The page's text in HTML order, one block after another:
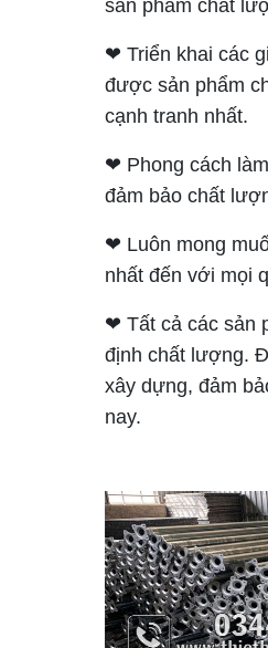
sản phẩm chất
❤ Triển khai các
được sản phẩm
cạnh tranh nhất.
❤ Phong cách
đảm bảo chất
❤ Luôn mong
nhất đến với mọi
❤ Tất cả các sản
định chất lượng.
xây dựng, đảm
nay.